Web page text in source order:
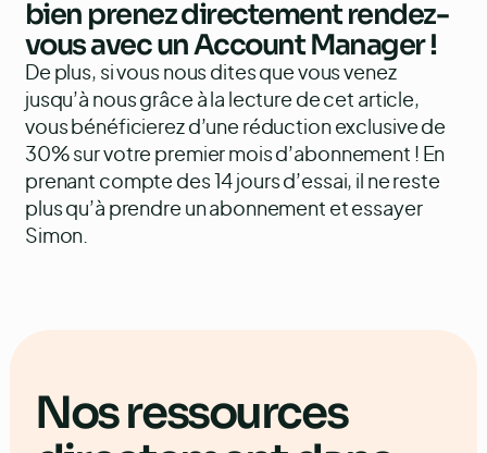
bien prenez directementrendez-
vous avec un Account Manager!
De plus, si vous nous dites que vous venez
jusqu’à nous grâce à la lecture de cet article,
vous bénéficierez d’une réduction exclusive de
30% sur votre premier mois d’abonnement ! En
prenant compte des 14 jours d’essai, il ne reste
plus qu’à prendre un abonnement et essayer
Simon.
Nos ressources